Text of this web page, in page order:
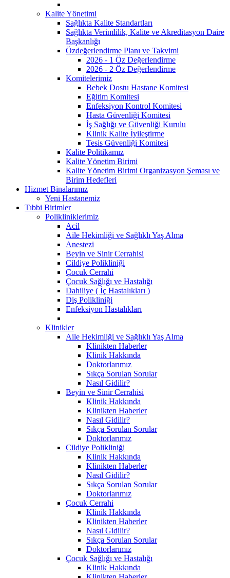
Kalite Yönetimi
Sağlıkta Kalite Standartları
Sağlıkta Verimlilik, Kalite ve Akreditasyon Daire
Başkanlığı
Özdeğerlendirme Planı ve Takvimi
2026 - 1 Öz Değerlendirme
2026 - 2 Öz Değerlendirme
Komitelerimiz
Bebek Dostu Hastane Komitesi
Eğitim Komitesi
Enfeksiyon Kontrol Komitesi
Hasta Güvenliği Komitesi
İş Sağlığı ve Güvenliği Kurulu
Klinik Kalite İyileştirme
Tesis Güvenliği Komitesi
Kalite Politikamız
Kalite Yönetim Birimi
Kalite Yönetim Birimi Organizasyon Şeması ve
Birim Hedefleri
Hizmet Binalarımız
Yeni Hastanemiz
Tıbbi Birimler
Polikliniklerimiz
Acil
Aile Hekimliği ve Sağlıklı Yaş Alma
Anestezi
Beyin ve Sinir Cerrahisi
Cildiye Polikliniği
Çocuk Cerrahi
Çocuk Sağlığı ve Hastalığı
Dahiliye ( İç Hastalıkları )
Diş Polikliniği
Enfeksiyon Hastalıkları
Klinikler
Aile Hekimliği ve Sağlıklı Yaş Alma
Klinikten Haberler
Klinik Hakkında
Doktorlarımız
Sıkça Sorulan Sorular
Nasıl Gidilir?
Beyin ve Sinir Cerrahisi
Klinik Hakkında
Klinikten Haberler
Nasıl Gidilir?
Sıkça Sorulan Sorular
Doktorlarımız
Cildiye Polikliniği
Klinik Hakkında
Klinikten Haberler
Nasıl Gidilir?
Sıkça Sorulan Sorular
Doktorlarımız
Çocuk Cerrahi
Klinik Hakkında
Klinikten Haberler
Nasıl Gidilir?
Sıkça Sorulan Sorular
Doktorlarımız
Çocuk Sağlığı ve Hastalığı
Klinik Hakkında